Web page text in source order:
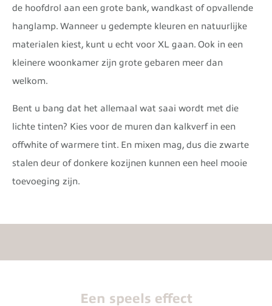
de hoofdrol aan een grote bank, wandkast of opvallende
hanglamp. Wanneer u gedempte kleuren en natuurlijke
materialen kiest, kunt u echt voor XL gaan. Ook in een
kleinere woonkamer zijn grote gebaren meer dan
welkom.
Bent u bang dat het allemaal wat saai wordt met die
lichte tinten? Kies voor de muren dan kalkverf in een
offwhite of warmere tint. En mixen mag, dus die zwarte
stalen deur of donkere kozijnen kunnen een heel mooie
toevoeging zijn.
Een speels effect